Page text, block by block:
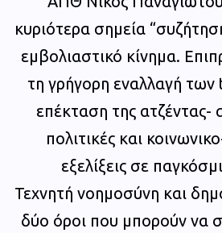
κυριότερα σημεία
εμβολιαστικό κίνημα.
τη γρήγορη εναλλαγή των
επέκταση της ατζέντας-
πολιτικές και
εξελίξεις σε
Τεχνητή νοημοσύνη και
δύο όροι που μπορούν να